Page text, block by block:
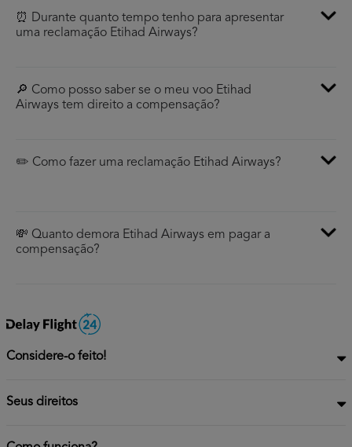
⏰ Durante quanto tempo tenho para apresentar
uma reclamação Etihad Airways?
🔎 Como posso saber se o meu voo Etihad
Airways tem direito a compensação?
✏️ Como fazer uma reclamação Etihad Airways?
💸 Quanto demora Etihad Airways em pagar a
compensação?
Considere-o feito!
Seus direitos